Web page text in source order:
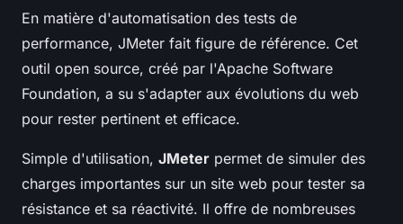
En matière d'automatisation des tests de
performance, JMeter fait figure de référence. Cet
outil open source, créé par l'Apache Software
Foundation, a su s'adapter aux évolutions du web
pour rester pertinent et efficace.
Simple d'utilisation, JMeter permet de simuler des
charges importantes sur un site web pour tester sa
résistance et sa réactivité. Il offre de nombreuses